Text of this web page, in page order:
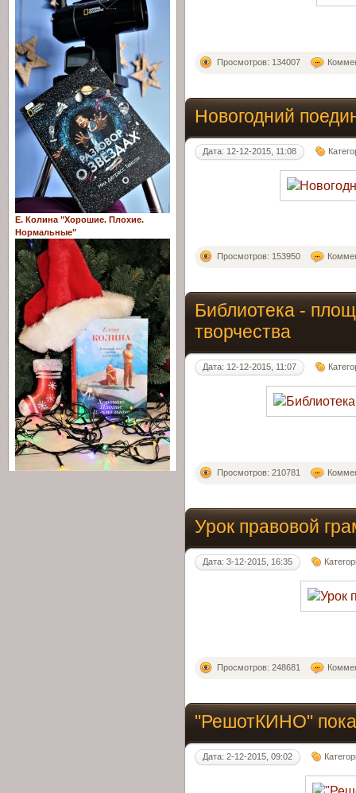
Просмотров: 134007
Новогодний
Дата: 12-12-2015, 11:08
Просмотров: 153950
Библиотека -
творчества
Дата: 12-12-2015, 11:07
Просмотров: 210781
Урок правовой
Дата: 3-12-2015, 16:35
Просмотров: 248681
"РешотКИНО"
Дата: 2-12-2015, 09:02
Е. Колина "Хорошие. Плохие.
Нормальные"